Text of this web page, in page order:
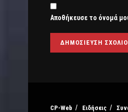
Αποθήκευσε το όνομά
CP-Web Ειδήσεις